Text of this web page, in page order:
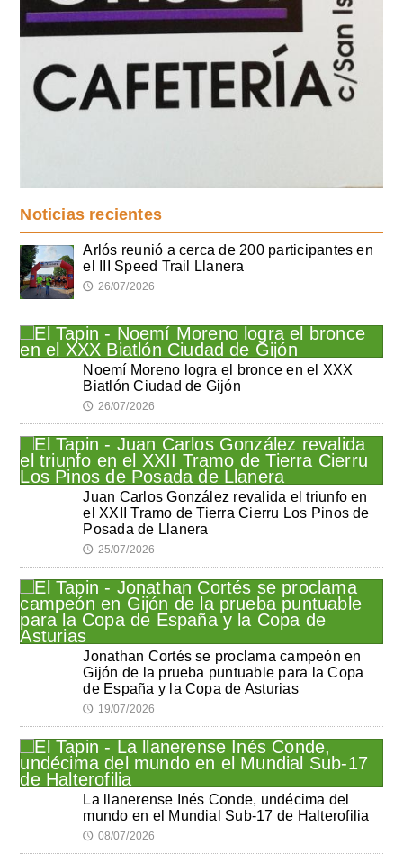
Noticias recientes
Arlós reunió a cerca de 200 participantes en
el III Speed Trail Llanera
🕔 26/07/2026
Noemí Moreno logra el bronce en el XXX
Biatlón Ciudad de Gijón
🕔 26/07/2026
Juan Carlos González revalida el triunfo en
el XXII Tramo de Tierra Cierru Los Pinos de
Posada de Llanera
🕔 25/07/2026
Jonathan Cortés se proclama campeón en
Gijón de la prueba puntuable para la Copa
de España y la Copa de Asturias
🕔 19/07/2026
La llanerense Inés Conde, undécima del
mundo en el Mundial Sub-17 de Halterofilia
🕔 08/07/2026